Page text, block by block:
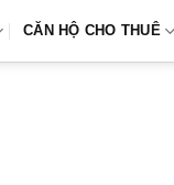
CĂN HỘ CHO THUÊ